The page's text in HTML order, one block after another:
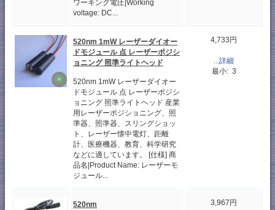
ワーキング電圧|Working
voltage: DC...
520nm 1mW レーザーダイオー
ドモジュール 点 レーザーポジシ
ョニング 照準ライトヘッド
520nm 1mW レーザーダイオー
ドモジュール 点 レーザーポジシ
ョニング 照準ライトヘッド 産業
用レーザーポジショニング、照
準器、照準器、スリングショッ
ト、レーザー懐中電灯、距離
計、医療機器、教育、科学研究
などに適しています。 [仕様] 商
品名|Product Name: レーザーモ
ジュール...
4,733円
...詳細
最小: 3
520nm
3,967円